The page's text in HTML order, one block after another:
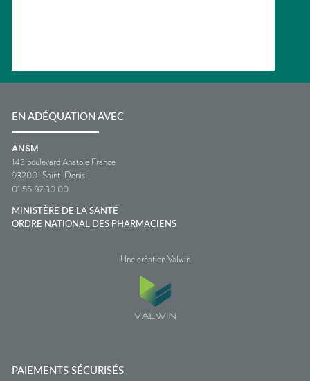
EN ADÉQUATION AVEC
ANSM
143 boulevard Anatole France
93200 Saint-Denis
01 55 87 30 00
MINISTÈRE DE LA SANTÉ
ORDRE NATIONAL DES PHARMACIENS
Une création Valwin
PAIEMENTS SÉCURISÉS